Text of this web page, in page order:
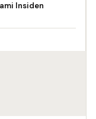
Insiden